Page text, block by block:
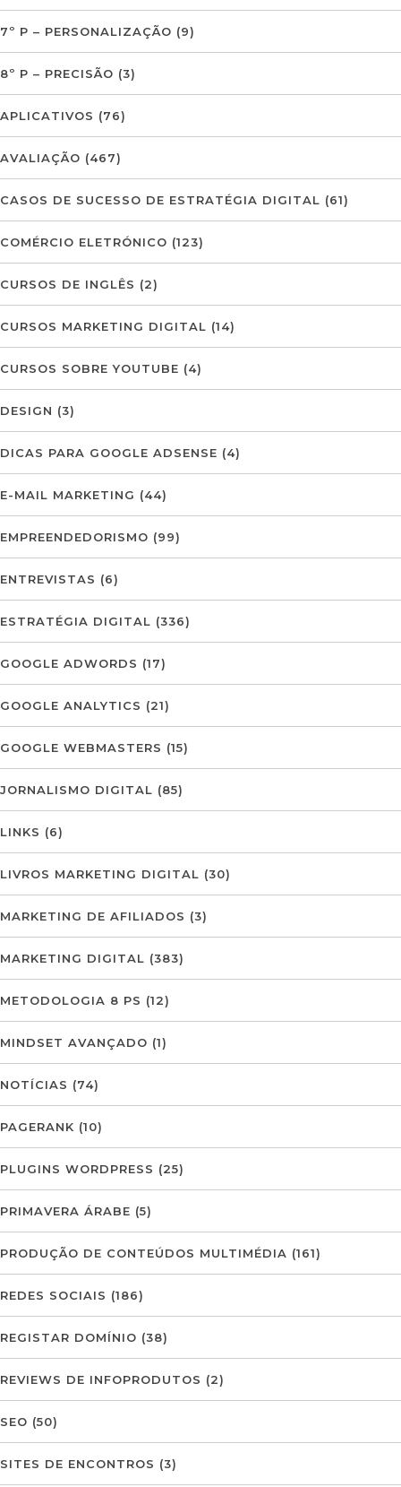
7º P – PERSONALIZAÇÃO (9)
8º P – PRECISÃO (3)
APLICATIVOS (76)
AVALIAÇÃO (467)
CASOS DE SUCESSO DE ESTRATÉGIA DIGITAL (61)
COMÉRCIO ELETRÓNICO (123)
CURSOS DE INGLÊS (2)
CURSOS MARKETING DIGITAL (14)
CURSOS SOBRE YOUTUBE (4)
DESIGN (3)
DICAS PARA GOOGLE ADSENSE (4)
E-MAIL MARKETING (44)
EMPREENDEDORISMO (99)
ENTREVISTAS (6)
ESTRATÉGIA DIGITAL (336)
GOOGLE ADWORDS (17)
GOOGLE ANALYTICS (21)
GOOGLE WEBMASTERS (15)
JORNALISMO DIGITAL (85)
LINKS (6)
LIVROS MARKETING DIGITAL (30)
MARKETING DE AFILIADOS (3)
MARKETING DIGITAL (383)
METODOLOGIA 8 PS (12)
MINDSET AVANÇADO (1)
NOTÍCIAS (74)
PAGERANK (10)
PLUGINS WORDPRESS (25)
PRIMAVERA ÁRABE (5)
PRODUÇÃO DE CONTEÚDOS MULTIMÉDIA (161)
REDES SOCIAIS (186)
REGISTAR DOMÍNIO (38)
REVIEWS DE INFOPRODUTOS (2)
SEO (50)
SITES DE ENCONTROS (3)